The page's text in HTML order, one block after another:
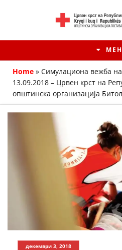
HISTORIA E
ИСТОРИЈАТ НА
СТРУКТУРА НА
Home » Симулациона вежба
13.09.2018 – Црвен крст на
општинска организација
декември 3, 2018